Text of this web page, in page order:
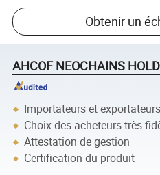
Obtenir un
AHCOF NEOCHAINS
Importateurs et exportateurs
Choix des acheteurs très
Attestation de gestion
Certification du produit